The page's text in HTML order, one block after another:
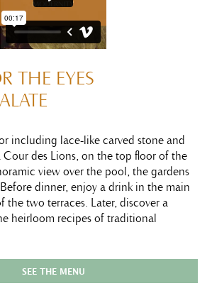
THE EYES
including lace-like carved stone and
Cour des Lions, on the top floor of the
view over the pool, the gardens
dinner, enjoy a drink in the main
the two terraces. Later, discover a
heirloom recipes of traditional
SEE THE MENU